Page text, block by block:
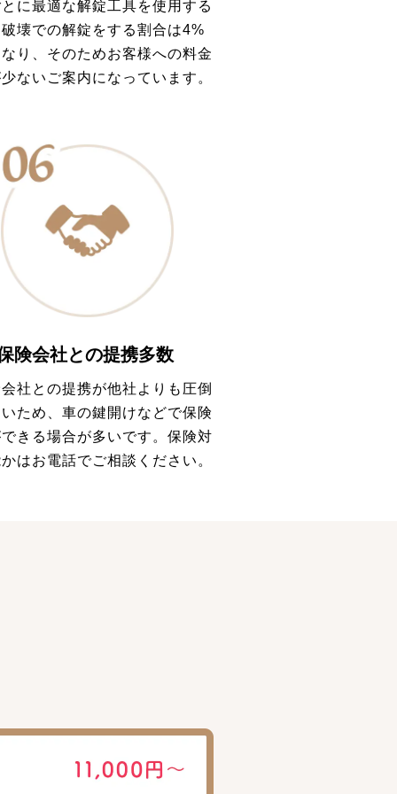
に最適な解錠工具を使用する
壊での解錠をする割合は4%
り、そのためお客様への料金
ないご案内になっています。
険会社との提携多数
社との提携が他社よりも圧倒
ため、車の鍵開けなどで保険
きる場合が多いです。保険対
はお電話でご相談ください。